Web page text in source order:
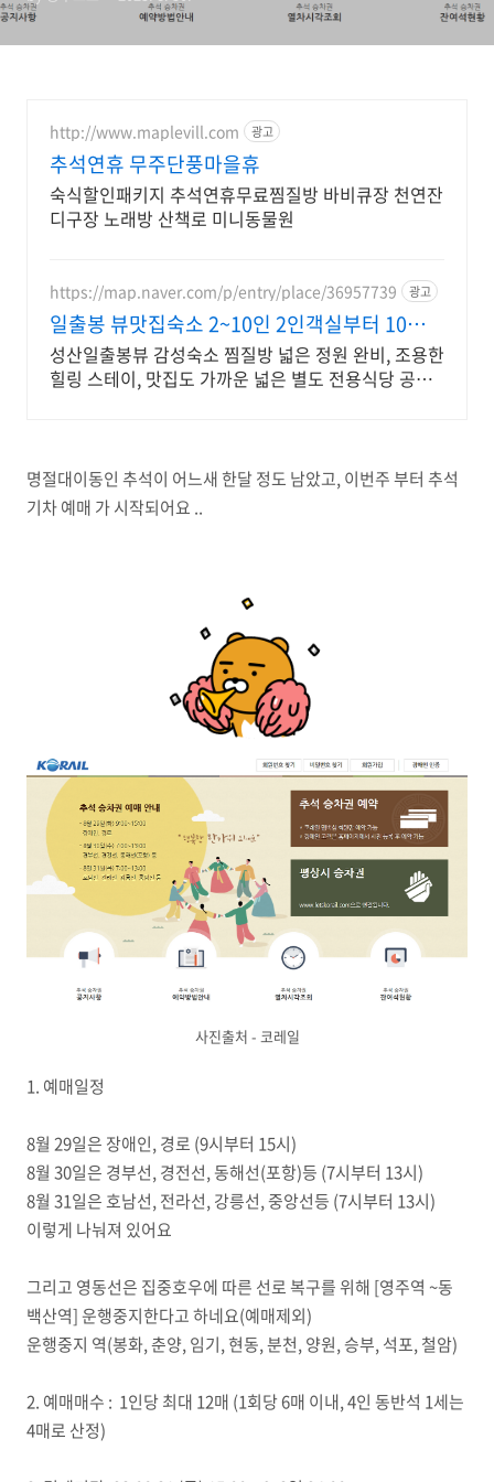
http://www.maplevill.com 광고
추석연휴 무주단풍마을휴
숙식할인패키지 추석연휴무료찜질방 바비큐장 천연잔
디구장 노래방 산책로 미니동물원
https://map.naver.com/p/entry/place/36957739 광고
일출봉 뷰맛집숙소 2~10인 2인객실부터 10인객
실 구성
성산일출봉뷰 감성숙소 찜질방 넓은 정원 완비, 조용한
힐링 스테이, 맛집도 가까운 넓은 별도 전용식당 공간,
명절대이동인 추석이 어느새 한달 정도 남았고, 이번주 부터 추석
기차 예매 가 시작되어요 ..
사진출처 - 코레일
1. 예매일정
8월 29일은 장애인, 경로 (9시부터 15시)
8월 30일은 경부선, 경전선, 동해선(포항)등 (7시부터 13시)
8월 31일은 호남선, 전라선, 강릉선, 중앙선등 (7시부터 13시)
이렇게 나눠져 있어요
그리고 영동선은 집중호우에 따른 선로 복구를 위해 [영주역 ~동
백산역] 운행중지한다고 하네요(예매제외)
운행중지 역(봉화, 춘양, 임기, 현동, 분천, 양원, 승부, 석포, 철암)
2. 예매매수 : 1인당 최대 12매 (1회당 6매 이내, 4인 동반석 1세는
4매로 산정)